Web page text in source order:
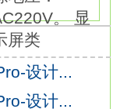
。
Tag窗口)。
您所需要的
。 显
屏类
设计...
设计...